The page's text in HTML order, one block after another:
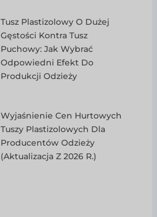
Tusz Plastizolowy O Dużej
Gęstości Kontra Tusz
Puchowy: Jak Wybrać
Odpowiedni Efekt Do
Produkcji Odzieży
Wyjaśnienie Cen Hurtowych
Tuszy Plastizolowych Dla
Producentów Odzieży
(aktualizacja Z 2026 R.)